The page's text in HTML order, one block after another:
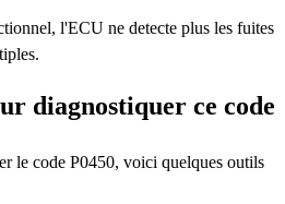
l'ECU ne detecte plus les fuites
diagnostiquer ce code
le code P0450, voici quelques outils